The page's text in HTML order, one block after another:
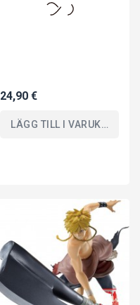
24,90 €
LÄGG TILL I VARUKORGEN